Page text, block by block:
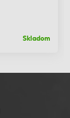
Skladom